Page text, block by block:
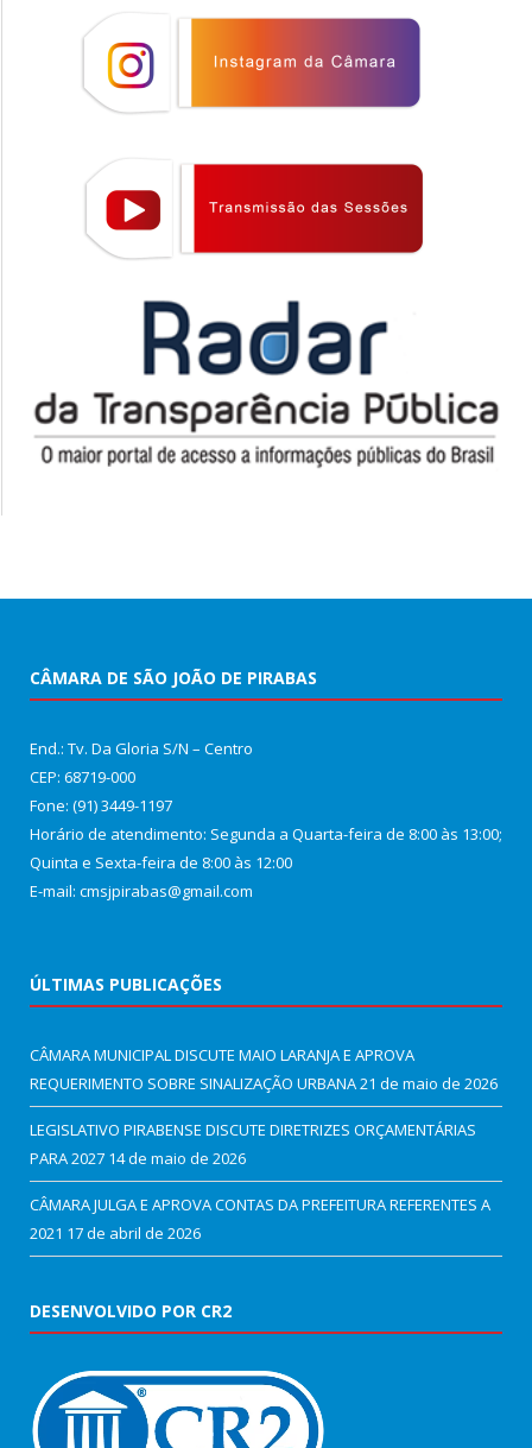
CÂMARA DE SÃO JOÃO DE PIRABAS
End.: Tv. Da Gloria S/N – Centro
CEP: 68719-000
Fone: (91) 3449-1197
Horário de atendimento: Segunda a Quarta-feira de 8:00 às 13:00;
Quinta e Sexta-feira de 8:00 às 12:00
E-mail: cmsjpirabas@gmail.com
ÚLTIMAS PUBLICAÇÕES
CÂMARA MUNICIPAL DISCUTE MAIO LARANJA E APROVA
REQUERIMENTO SOBRE SINALIZAÇÃO URBANA21 de maio de 2026
LEGISLATIVO PIRABENSE DISCUTE DIRETRIZES ORÇAMENTÁRIAS
PARA 2027 14 de maio de 2026
CÂMARA JULGA E APROVA CONTAS DA PREFEITURA REFERENTES A
2021 17 de abril de 2026
DESENVOLVIDO POR CR2